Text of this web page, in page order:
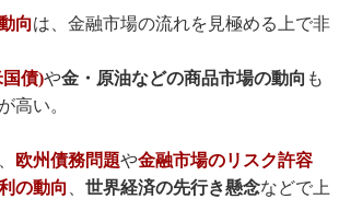
向は、金融市場の流れを見極める上で非
債)や金・原油などの商品市場の動向 も
高い。
欧州債務問題や金融市場のリスク許容
の動向 、 世界経済の先行き懸念などで上